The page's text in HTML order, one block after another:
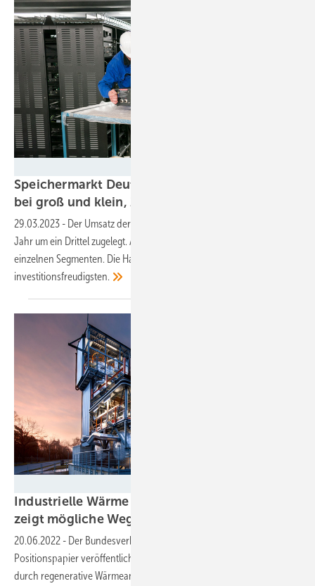
Speichermarkt Deutschland: Marktwachstum
bei groß und klein, Zurückhaltung im
29.03.2023 - Der Umsatz der Speicherhersteller hat im vergangenen
Jahr um ein Drittel zugelegt. Allerdings gibt es Unterschiede in den
einzelnen Segmenten. Die Hauseigentümer sind immer noch am
investitionsfreudigsten.
Industrielle Wärme ohne Erdgas: Der BVES
zeigt mögliche Wege
20.06.2022 - Der Bundesverband Energiespeicher (BVES) ein
Positionspapier veröffentlicht, wie in der Industrie der Gasverbrauch
durch regenerative Wärmeanwendungen, Ökostrom und Wasserstoff